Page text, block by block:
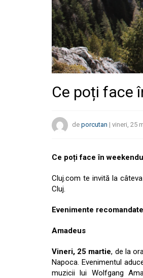
Ce poți face
de porcutan | vineri, 25
Ce poți face în
Cluj.com te invită la
Cluj.
Evenimente
Amadeus
Vineri, 25 martie, de la
Napoca. Evenimentul
muzicii lui Wolfgang